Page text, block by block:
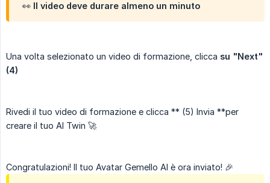
👀 Il video deve durare almeno un minuto
Una volta selezionato un video di formazione, clicca su "Next"
(4)
Rivedi il tuo video di formazione e clicca ** (5) Invia **per
creare il tuo AI Twin 🚀
Congratulazioni! Il tuo Avatar Gemello AI è ora inviato! 🎉